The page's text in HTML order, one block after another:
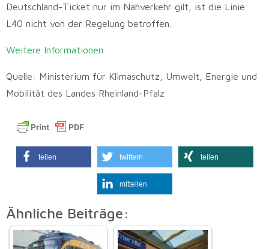
Deutschland-Ticket nur im Nahverkehr gilt, ist die Linie
L40 nicht von der Regelung betroffen.
Weitere Informationen
Quelle: Ministerium für Klimaschutz, Umwelt, Energie und
Mobilität des Landes Rheinland-Pfalz
teilen twittern teilen
mitteilen
Ähnliche Beiträge: